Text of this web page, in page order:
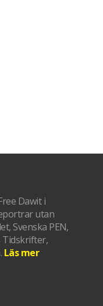
Dawit i
utan
Svenska PEN,
Tidskrifter,
Läs mer